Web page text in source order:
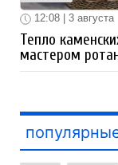
12:08 | 3 августа
Тепло
мастером